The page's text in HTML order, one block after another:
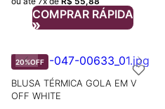
COMPRAR RÁPIDA
20%OFF
BLUSA TÉRMICA GOLA EM V
OFF WHITE